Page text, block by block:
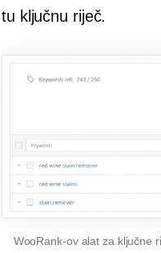
tu ključnu riječ.
WooRank-ov alat za ključne